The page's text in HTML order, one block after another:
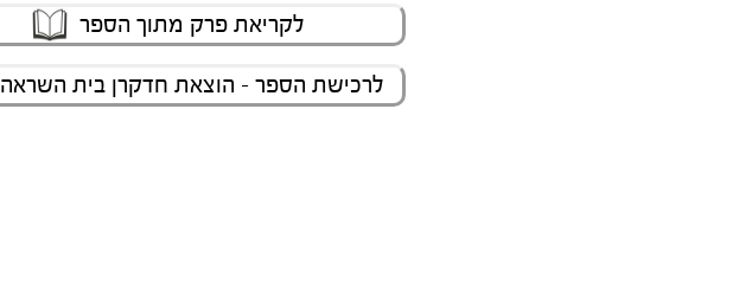
לקריאת פרק מתוך הספר
לרכישת הספר - הוצאת חדקרן בית השראה